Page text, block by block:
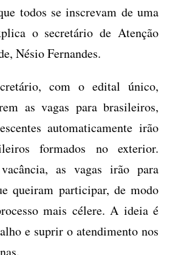
todos se inscrevam de uma
o secretário de Atenção
Nésio Fernandes.
com o edital único,
as vagas para brasileiros,
automaticamente irão
formados no exterior.
as vagas irão para
queiram participar, de modo
mais célere. A ideia é
e suprir o atendimento nos